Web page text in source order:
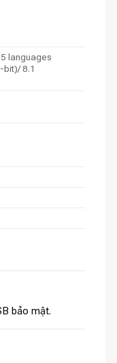
languages
bit)/ 8.1
bảo mật.